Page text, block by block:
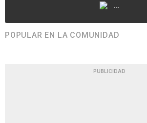
...
POPULAR EN LA COMUNIDAD
PUBLICIDAD